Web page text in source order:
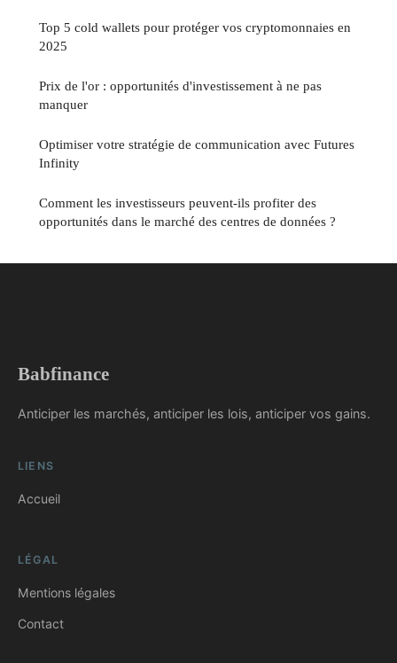
Top 5 cold wallets pour protéger vos cryptomonnaies en
2025
Prix de l'or : opportunités d'investissement à ne pas
manquer
Optimiser votre stratégie de communication avec Futures
Infinity
Comment les investisseurs peuvent-ils profiter des
opportunités dans le marché des centres de données ?
Babfinance
Anticiper les marchés, anticiper les lois, anticiper vos gains.
LIENS
Accueil
LÉGAL
Mentions légales
Contact